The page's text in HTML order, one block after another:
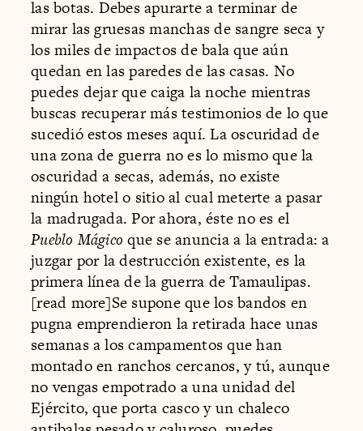
las botas. Debes apurarte a terminar de
mirar las gruesas manchas de sangre seca y
los miles de impactos de bala que aún
quedan en las paredes de las casas. No
puedes dejar que caiga la noche mientras
buscas recuperar más testimonios de lo que
sucedió estos meses aquí. La oscuridad de
una zona de guerra no es lo mismo que la
oscuridad a secas, además, no existe
ningún hotel o sitio al cual meterte a pasar
la madrugada. Por ahora, éste no es el
Pueblo Mágico que se anuncia a la entrada: a
juzgar por la destrucción existente, es la
primera línea de la guerra de Tamaulipas.
[read more]Se supone que los bandos en
pugna emprendieron la retirada hace unas
semanas a los campamentos que han
montado en ranchos cercanos, y tú, aunque
no vengas empotrado a una unidad del
Ejército, que porta casco y un chaleco